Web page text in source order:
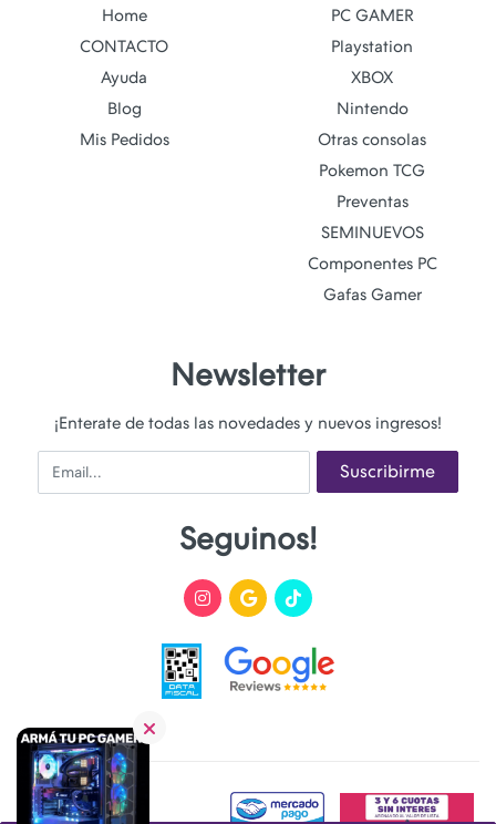
Home
CONTACTO
Ayuda
Blog
Mis Pedidos
PC GAMER
Playstation
XBOX
Nintendo
Otras consolas
Pokemon TCG
Preventas
SEMINUEVOS
Componentes PC
Gafas Gamer
Newsletter
¡Enterate de todas las novedades y nuevos ingresos!
Email Suscribirme
Seguinos!